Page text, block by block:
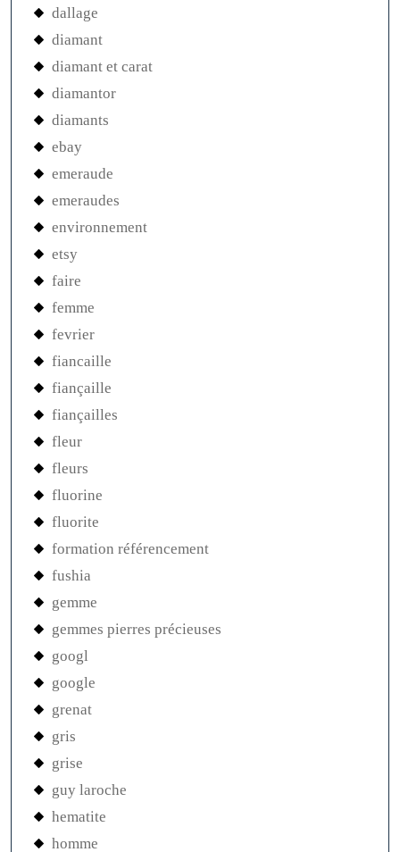
dallage
diamant
diamant et carat
diamantor
diamants
ebay
emeraude
emeraudes
environnement
etsy
faire
femme
fevrier
fiancaille
fiançaille
fiançailles
fleur
fleurs
fluorine
fluorite
formation référencement
fushia
gemme
gemmes pierres précieuses
googl
google
grenat
gris
grise
guy laroche
hematite
homme